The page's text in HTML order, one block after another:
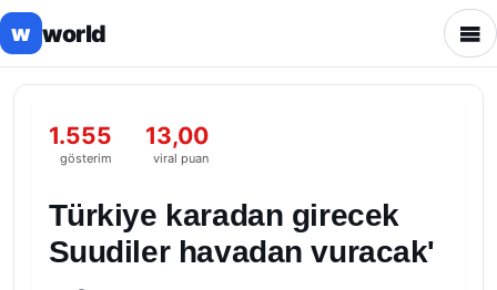
w world
1.555
gösterim
13,00
viral puan
Türkiye karadan girecek
Suudiler havadan vuracak'